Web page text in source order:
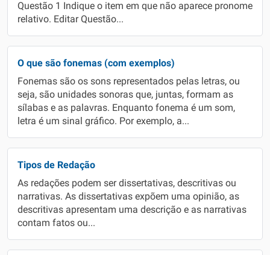
Questão 1 Indique o item em que não aparece pronome
relativo. Editar Questão...
O que são fonemas (com exemplos)
Fonemas são os sons representados pelas letras, ou
seja, são unidades sonoras que, juntas, formam as
sílabas e as palavras. Enquanto fonema é um som,
letra é um sinal gráfico. Por exemplo, a...
Tipos de Redação
As redações podem ser dissertativas, descritivas ou
narrativas. As dissertativas expõem uma opinião, as
descritivas apresentam uma descrição e as narrativas
contam fatos ou...